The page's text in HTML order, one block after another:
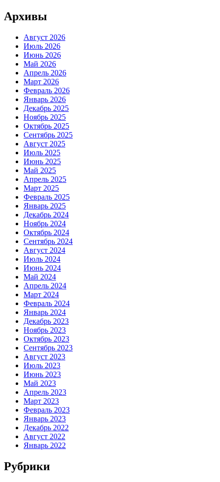
Архивы
Август 2026
Июль 2026
Июнь 2026
Май 2026
Апрель 2026
Март 2026
Февраль 2026
Январь 2026
Декабрь 2025
Ноябрь 2025
Октябрь 2025
Сентябрь 2025
Август 2025
Июль 2025
Июнь 2025
Май 2025
Апрель 2025
Март 2025
Февраль 2025
Январь 2025
Декабрь 2024
Ноябрь 2024
Октябрь 2024
Сентябрь 2024
Август 2024
Июль 2024
Июнь 2024
Май 2024
Апрель 2024
Март 2024
Февраль 2024
Январь 2024
Декабрь 2023
Ноябрь 2023
Октябрь 2023
Сентябрь 2023
Август 2023
Июль 2023
Июнь 2023
Май 2023
Апрель 2023
Март 2023
Февраль 2023
Январь 2023
Декабрь 2022
Август 2022
Январь 2022
Рубрики